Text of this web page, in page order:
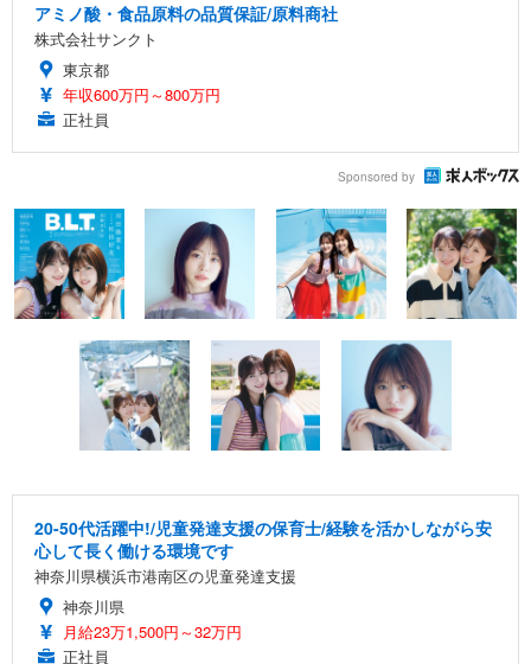
アミノ酸・食品原料の品質保証/原料商社
株式会社サンクト
東京都
年収600万円～800万円
正社員
Sponsored by
20-50代活躍中!/児童発達支援の保育士/経験を活かしながら安
心して長く働ける環境です
神奈川県横浜市港南区の児童発達支援
神奈川県
月給23万1,500円～32万円
正社員